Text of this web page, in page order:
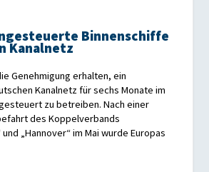
Binnenschiffe
Kanalnetz
Genehmigung erhalten, ein
Kanalnetz für sechs Monate im
zu betreiben. Nach einer
des Koppelverbands
„Hannover“ im Mai wurde Europas